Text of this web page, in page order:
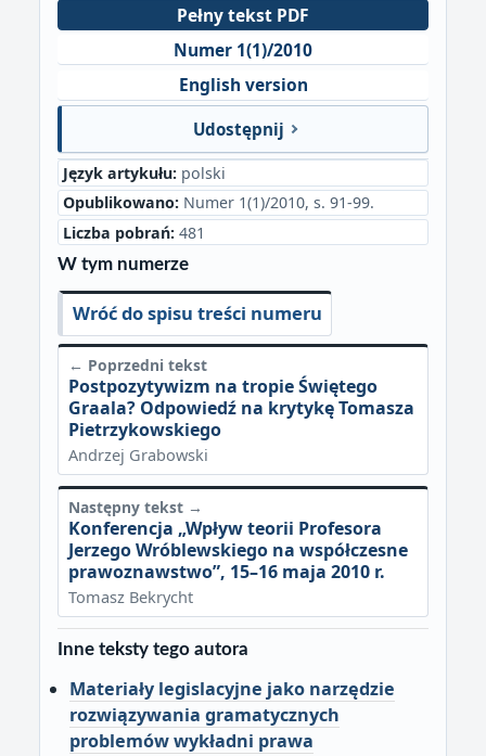
Pełny tekst PDF
Numer 1(1)/2010
English version
Udostępnij
Język artykułu: polski
Opublikowano: Numer 1(1)/2010, s. 91-99.
Liczba pobrań: 481
W tym numerze
Wróć do spisu treści numeru
← Poprzedni tekst
Postpozytywizm na tropie Świętego
Graala? Odpowiedź na krytykę Tomasza
Pietrzykowskiego
Andrzej Grabowski
Następny tekst →
Konferencja „Wpływ teorii Profesora
Jerzego Wróblewskiego na współczesne
prawoznawstwo”, 15–16 maja 2010 r.
Tomasz Bekrycht
Inne teksty tego autora
Materiały legislacyjne jako narzędzie
rozwiązywania gramatycznych
problemów wykładni prawa